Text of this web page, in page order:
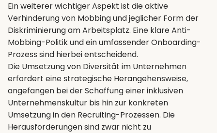
Ein weiterer wichtiger Aspekt ist die aktive
Verhinderung von Mobbing und jeglicher Form der
Diskriminierung am Arbeitsplatz. Eine klare Anti-
Mobbing-Politik und ein umfassender Onboarding-
Prozess sind hierbei entscheidend.
Die Umsetzung von Diversität im Unternehmen
erfordert eine strategische Herangehensweise,
angefangen bei der Schaffung einer inklusiven
Unternehmenskultur bis hin zur konkreten
Umsetzung in den Recruiting-Prozessen. Die
Herausforderungen sind zwar nicht zu